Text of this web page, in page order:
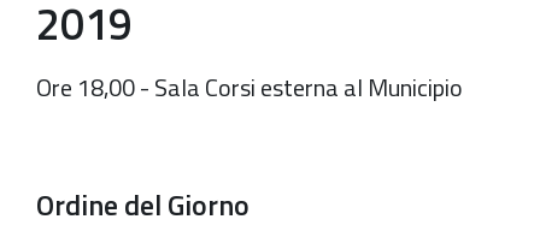
2019
Ore 18,00 - Sala Corsi esterna al Municipio
Ordine del Giorno